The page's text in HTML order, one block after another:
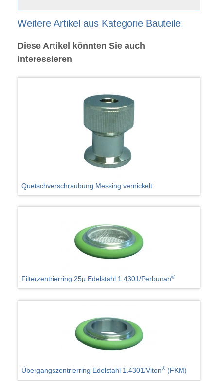
Weitere Artikel aus Kategorie Bauteile:
Diese Artikel könnten Sie auch
interessieren
Quetschverschraubung Messing vernickelt
Filterzentrierring 25µ Edelstahl 1.4301/Perbunan®
Übergangszentrierring Edelstahl 1.4301/Viton® (FKM)